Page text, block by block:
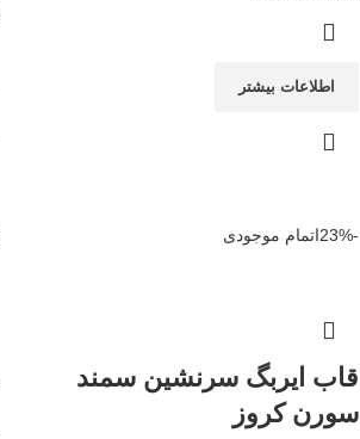
اطلاعات بیشتر
-23% اتمام موجودی
قاب ایربگ سرنشین سمند
سورن کروز